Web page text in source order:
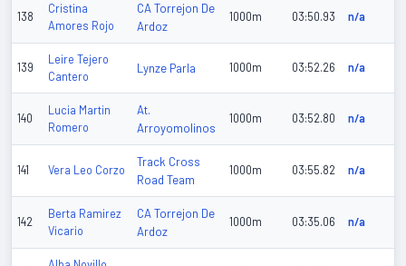
138
Cristina
Amores Rojo
CA Torrejon De
Ardoz
1000m 03:50.93 n/a
139
Leire Tejero
Cantero
Lynze Parla 1000m 03:52.26 n/a
140
Lucia Martin
Romero
At.
Arroyomolinos
1000m 03:52.80 n/a
141 Vera Leo Corzo
Track Cross
Road Team
1000m 03:55.82 n/a
142
Berta Ramirez
Vicario
CA Torrejon De
Ardoz
1000m 03:35.06 n/a